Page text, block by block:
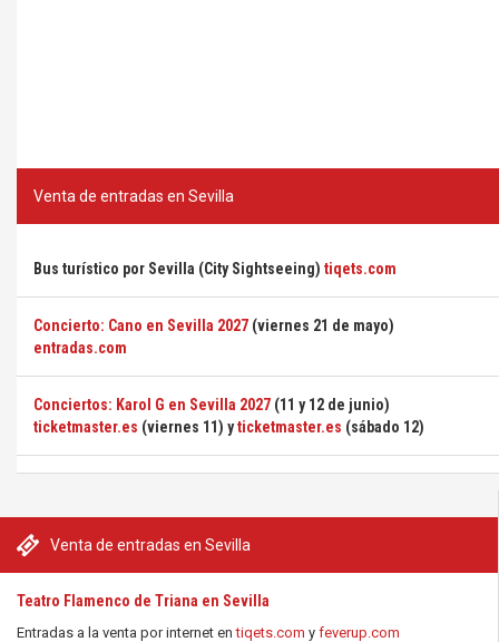
Venta de entradas en Sevilla
Teatro Flamenco de Triana en Sevilla
Entradas a la venta por internet entiqets.com y feverup.com
Venta de entradas en Sevilla
Bus turístico por Sevilla (City Sightseeing) tiqets.com
Concierto: Cano en Sevilla 2027 (viernes 21 de mayo)
entradas.com
Conciertos: Karol G en Sevilla 2027 (11 y 12 de junio)
ticketmaster.es (viernes 11) yticketmaster.es (sábado 12)